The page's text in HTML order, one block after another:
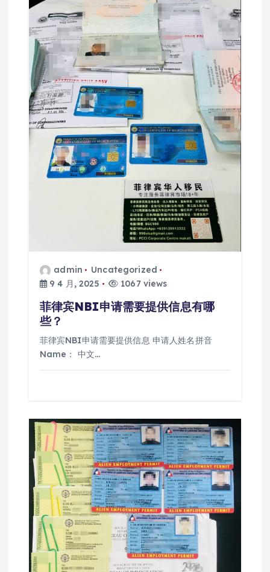
admin
Uncategorized
9 4 月, 2025
1067 views
菲律宾NBI申请需要提供信息有哪
些？
菲律宾NBI申请需要提供信息 申请人姓名拼音
Name： 中文…